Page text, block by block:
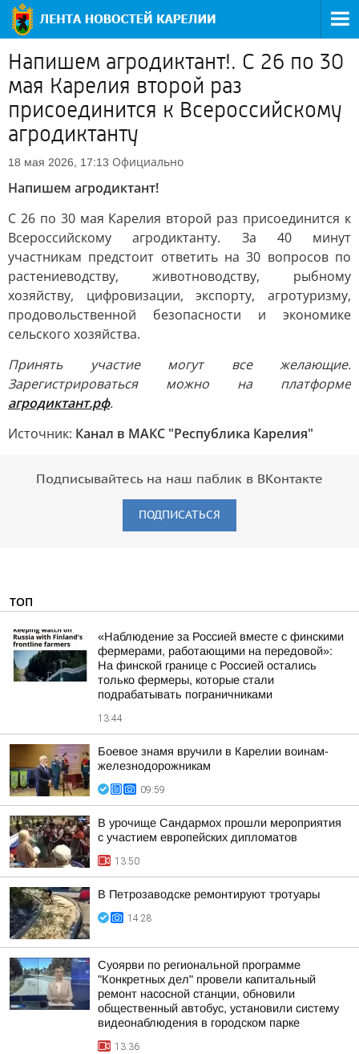
Напишем агродиктант!. С 26 по 30
мая Карелия второй раз
присоединится к Всероссийскому
агродиктанту
18 мая 2026, 17:13 Официально
Напишем агродиктант!
С 26 по 30 мая Карелия второй раз присоединится к
Всероссийскому агродиктанту. За 40 минут
участникам предстоит ответить на 30 вопросов по
растениеводству, животноводству, рыбному
хозяйству, цифровизации, экспорту, агротуризму,
продовольственной безопасности и экономике
сельского хозяйства.
Принять участие могут все желающие.
Зарегистрироваться можно на платформе
агродиктант.рф.
Источник: Канал в МАКС "Республика Карелия"
Подписывайтесь на наш паблик в ВКонтакте
ПОДПИСАТЬСЯ
ТОП
«Наблюдение за Россией вместе с финскими
фермерами, работающими на передовой»:
На финской границе с Россией остались
только фермеры, которые стали
подрабатывать пограничниками
13:44
Боевое знамя вручили в Карелии воинам-
железнодорожникам
09:59
В урочище Сандармох прошли мероприятия
с участием европейских дипломатов
13:50
В Петрозаводске ремонтируют тротуары
14:28
Суоярви по региональной программе
"Конкретных дел" провели капитальный
ремонт насосной станции, обновили
общественный автобус, установили систему
видеонаблюдения в городском парке
13:36